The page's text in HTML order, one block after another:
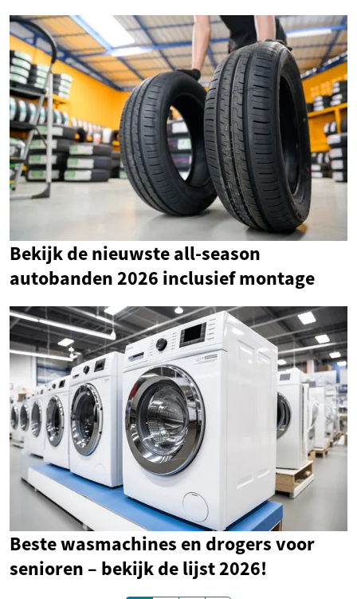
Bekijk de nieuwste all-season
autobanden 2026 inclusief montage
Beste wasmachines en drogers voor
senioren – bekijk de lijst 2026!